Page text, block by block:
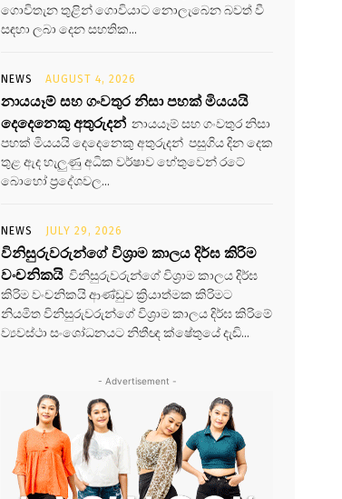
ගොවිතැන තුළින් ගොවියාට නොලැබෙන බවත් වී
සඳහා ලබා දෙන සහතික...
NEWS AUGUST 4, 2026
නායයෑම් සහ ගංවතුර නිසා පහක් මියයයි
දෙදෙනෙකු අතුරුදන් නායයෑම් සහ ගංවතුර නිසා
පහක් මියයයි දෙදෙනෙකු අතුරුදන් පසුගිය දින දෙක
තුළ ඇද හැලුණු අධික වර්ෂාව හේතුවෙන් රටේ
බොහෝ ප්‍රදේශවල...
NEWS JULY 29, 2026
විනිසුරුවරුන්ගේ විශ්‍රාම කාලය දිර්ඝ කිරිම
වංචනිකයි විනිසුරුවරුන්ගේ විශ්‍රාම කාලය දිර්ඝ
කිරිම වංචනිකයි ආණ්ඩුව ක්‍රියාත්මක කිරිමට
නියමිත විනිසුරුවරුන්ගේ විශ්‍රාම කාලය දිර්ඝ කිරිමේ
ව්‍යවස්ථා සංශෝධනයට නිතීඥ ක්ෂේතුයේ දැඩි...
- Advertisement -